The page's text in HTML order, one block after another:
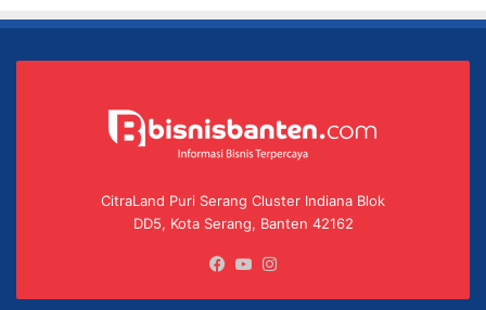
CitraLand Puri Serang Cluster Indiana Blok
DD5, Kota Serang, Banten 42162
Facebook
YouTube